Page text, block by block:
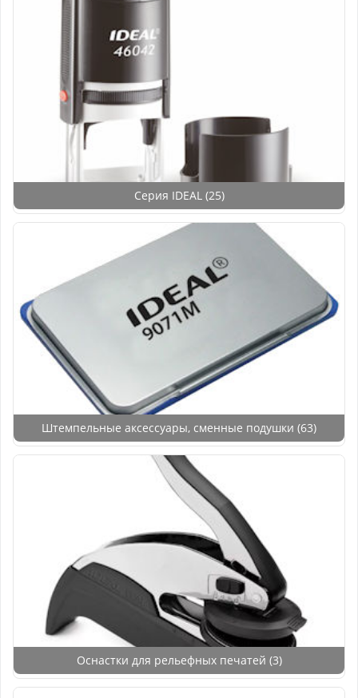
Серия IDEAL (25)
Штемпельные аксессуары, сменные подушки (63)
Оснастки для рельефных печатей (3)